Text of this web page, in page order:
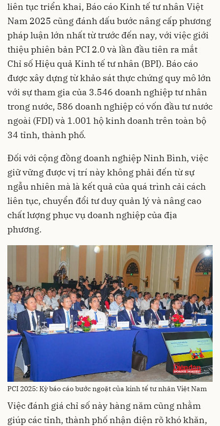
liên tục triển khai, Báo cáo Kinh tế tư nhân Việt
Nam 2025 cũng đánh dấu bước nâng cấp phương
pháp luận lớn nhất từ trước đến nay, với việc giới
thiệu phiên bản PCI 2.0 và lần đầu tiên ra mắt
Chỉ số Hiệu quả Kinh tế tư nhân (BPI). Báo cáo
được xây dựng từ khảo sát thực chứng quy mô lớn
với sự tham gia của 3.546 doanh nghiệp tư nhân
trong nước, 586 doanh nghiệp có vốn đầu tư nước
ngoài (FDI) và 1.001 hộ kinh doanh trên toàn bộ
34 tỉnh, thành phố.
Đối với cộng đồng doanh nghiệp Ninh Bình, việc
giữ vững được vị trí này không phải đến từ sự
ngẫu nhiên mà là kết quả của quá trình cải cách
liên tục, chuyển đổi tư duy quản lý và nâng cao
chất lượng phục vụ doanh nghiệp của địa
phương.
PCI 2025: Kỳ báo cáo bước ngoặt của kinh tế tư nhân Việt Nam
Việc đánh giá chỉ số này hàng năm cũng nhằm
giúp các tỉnh, thành phố nhận diện rõ khó khăn,